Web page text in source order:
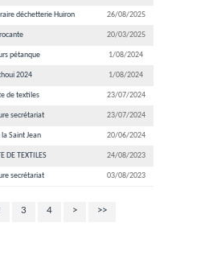
déchetterie Huiron 26/08/2025
20/03/2025
pétanque 1/08/2024
2024 1/08/2024
de textiles 23/07/2024
secrétariat 23/07/2024
la Saint Jean 20/06/2024
DE TEXTILES 24/08/2023
secrétariat 03/08/2023
3 4 > >>